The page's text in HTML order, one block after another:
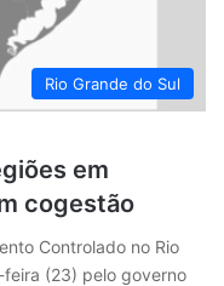
Rio Grande do Sul
em
cogestão
Controlado no Rio
(23) pelo governo